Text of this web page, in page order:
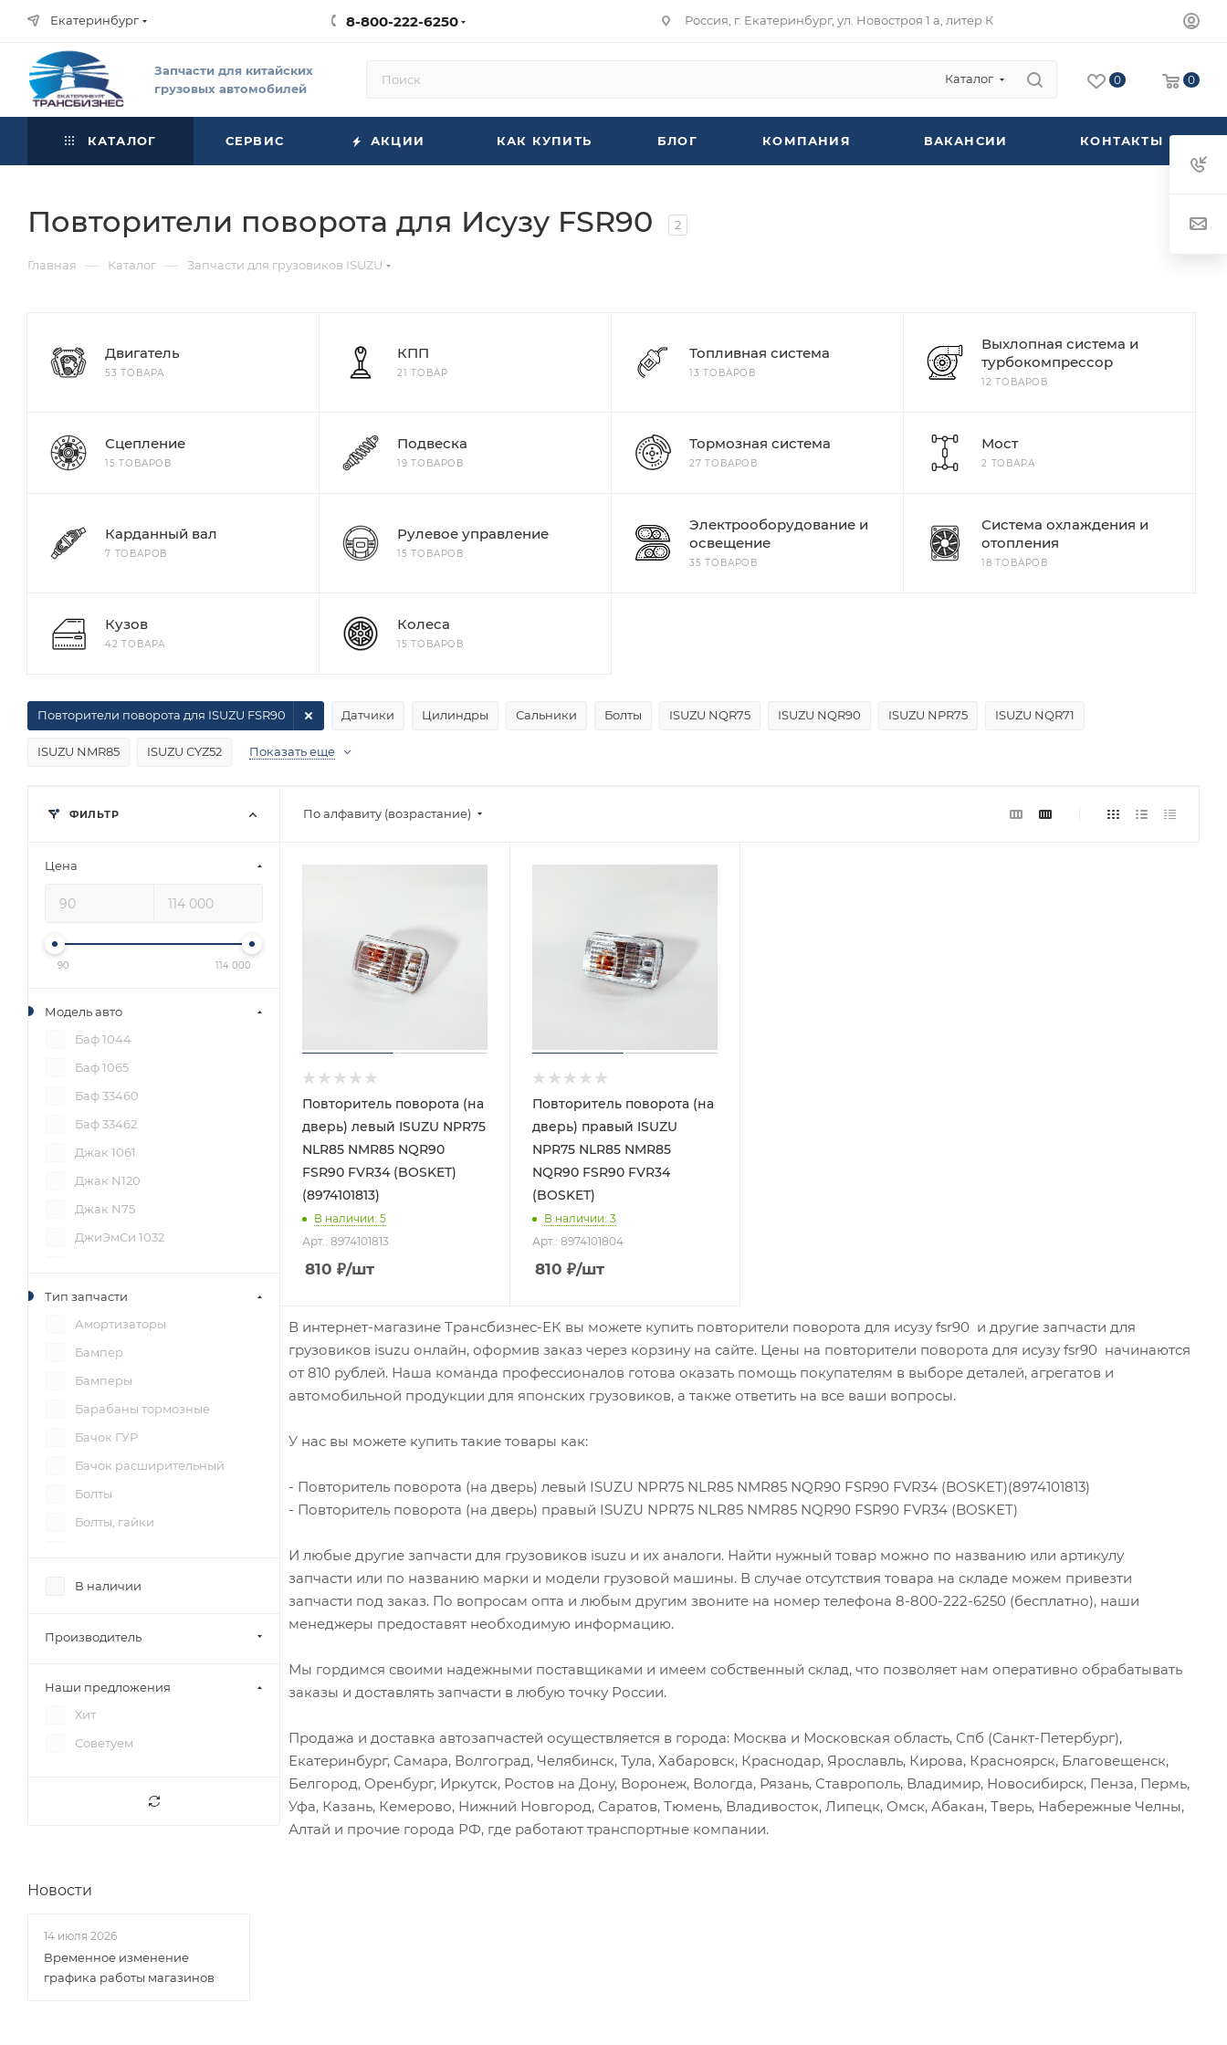
Екатеринбург 8-800-222-6250 Россия, г. Екатеринбург, ул. Новостроя 1 а, литер К
Запчасти для китайских
грузовых автомобилей
Каталог 0 0
КАТАЛОГ СЕРВИС АКЦИИ КАК КУПИТЬ БЛОГ КОМПАНИЯ ВАКАНСИИ КОНТАКТЫ
Повторители поворота для Исузу FSR90 2
Главная — Каталог — Запчасти для грузовиков ISUZU
Двигатель
53 ТОВАРА
КПП
21 ТОВАР
Топливная система
13 ТОВАРОВ
Выхлопная система и
турбокомпрессор
12 ТОВАРОВ
Сцепление
15 ТОВАРОВ
Подвеска
19 ТОВАРОВ
Тормозная система
27 ТОВАРОВ
Мост
2 ТОВАРА
Карданный вал
7 ТОВАРОВ
Рулевое управление
15 ТОВАРОВ
Электрооборудование и
освещение
35 ТОВАРОВ
Система охлаждения и
отопления
18 ТОВАРОВ
Кузов
42 ТОВАРА
Колеса
15 ТОВАРОВ
Датчики Цилиндры Сальники Болты ISUZU NQR75 ISUZU NQR90 ISUZU NPR75 ISUZU NQR71
ISUZU NMR85 ISUZU CYZ52
Повторители поворота для ISUZU FSR90
Показать еще
По алфавиту (возрастание)
Повторитель поворота (на
дверь) левый ISUZU NPR75
NLR85 NMR85 NQR90
FSR90 FVR34 (BOSKET)
(8974101813)
В наличии: 5
Арт.: 8974101813
810 ₽/шт
Повторитель поворота (на
дверь) правый ISUZU
NPR75 NLR85 NMR85
NQR90 FSR90 FVR34
(BOSKET)
В наличии: 3
Арт.: 8974101804
810 ₽/шт
В интернет-магазине Трансбизнес-ЕК вы можете купить повторители поворота для исузу fsr90 и другие запчасти для
грузовиков isuzu онлайн, оформив заказ через корзину на сайте. Цены на повторители поворота для исузу fsr90 начинаются
от 810 рублей. Наша команда профессионалов готова оказать помощь покупателям в выборе деталей, агрегатов и
автомобильной продукции для японских грузовиков, а также ответить на все ваши вопросы.
У нас вы можете купить такие товары как:
- Повторитель поворота (на дверь) левый ISUZU NPR75 NLR85 NMR85 NQR90 FSR90 FVR34 (BOSKET)(8974101813)
- Повторитель поворота (на дверь) правый ISUZU NPR75 NLR85 NMR85 NQR90 FSR90 FVR34 (BOSKET)
И любые другие запчасти для грузовиков isuzu и их аналоги. Найти нужный товар можно по названию или артикулу
запчасти или по названию марки и модели грузовой машины. В случае отсутствия товара на складе можем привезти
запчасти под заказ. По вопросам опта и любым другим звоните на номер телефона 8-800-222-6250 (бесплатно), наши
менеджеры предоставят необходимую информацию.
Мы гордимся своими надежными поставщиками и имеем собственный склад, что позволяет нам оперативно обрабатывать
заказы и доставлять запчасти в любую точку России.
Продажа и доставка автозапчастей осуществляется в города: Москва и Московская область, Спб (Санкт-Петербург),
Екатеринбург, Самара, Волгоград, Челябинск, Тула, Хабаровск, Краснодар, Ярославль, Кирова, Красноярск, Благовещенск,
Белгород, Оренбург, Иркутск, Ростов на Дону, Воронеж, Вологда, Рязань, Ставрополь, Владимир, Новосибирск, Пенза, Пермь,
Уфа, Казань, Кемерово, Нижний Новгород, Саратов, Тюмень, Владивосток, Липецк, Омск, Абакан, Тверь, Набережные Челны,
Алтай и прочие города РФ, где работают транспортные компании.
ФИЛЬТР
Цена
90 114 000
Модель авто
Баф 1044
Баф 1065
Баф 33460
Баф 33462
Джак 1061
Джак N120
Джак N75
ДжиЭмСи 1032
Исузу FSR34
Исузу FSR90
Исузу FVR34
Исузу NKR55
Исузу NLR85
Исузу NMR55
Исузу NMR85
Исузу NPR55
Исузу NPR71
Исузу NQR90
Фав 1041
Фав 1051
Фотон 1039
Фотон 1049А
Фотон 1061
Фотон 1093
Фотон 1099
Тип запчасти
Амортизаторы
Бампер
Бамперы
Барабаны тормозные
Бачок ГУР
Бачок расширительный
Болты
Болты, гайки
Венец маховика
Вилка сцепления
Вискомуфта
Вкладыши
Гайки, шпильки
Датчики
В наличии
Производитель
Наши предложения
Хит
Советуем
Новости
14 июля 2026
Временное изменение
графика работы магазинов